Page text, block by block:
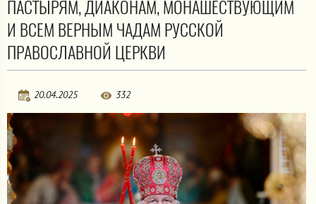
ПАСТЫРЯМ, ДИАКОНАМ, МОНАШЕСТВУЮЩИМ
И ВСЕМ ВЕРНЫМ ЧАДАМ РУССКОЙ
ПРАВОСЛАВНОЙ ЦЕРКВИ
20.04.2025 332